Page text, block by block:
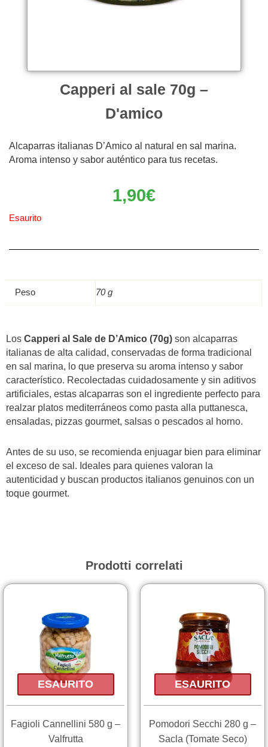
Capperi al sale 70g –
D'amico
Alcaparras italianas D’Amico al natural en sal marina.
Aroma intenso y sabor auténtico para tus recetas.
1,90€
Esaurito
Peso 70 g
Los Capperi al Sale de D’Amico (70g) son alcaparras
italianas de alta calidad, conservadas de forma tradicional
en sal marina, lo que preserva su aroma intenso y sabor
característico. Recolectadas cuidadosamente y sin aditivos
artificiales, estas alcaparras son el ingrediente perfecto para
realzar platos mediterráneos como pasta alla puttanesca,
ensaladas, pizzas gourmet, salsas o pescados al horno.
Antes de su uso, se recomienda enjuagar bien para eliminar
el exceso de sal. Ideales para quienes valoran la
autenticidad y buscan productos italianos genuinos con un
toque gourmet.
Prodotti correlati
ESAURITO
Fagioli Cannellini 580 g –
Valfrutta
ESAURITO
Pomodori Secchi 280 g –
Sacla (Tomate Seco)